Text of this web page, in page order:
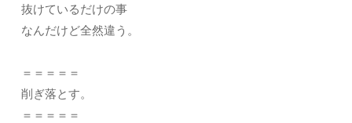
抜けているだけの事
なんだけど全然違う。
＝＝＝＝＝
削ぎ落とす。
＝＝＝＝＝